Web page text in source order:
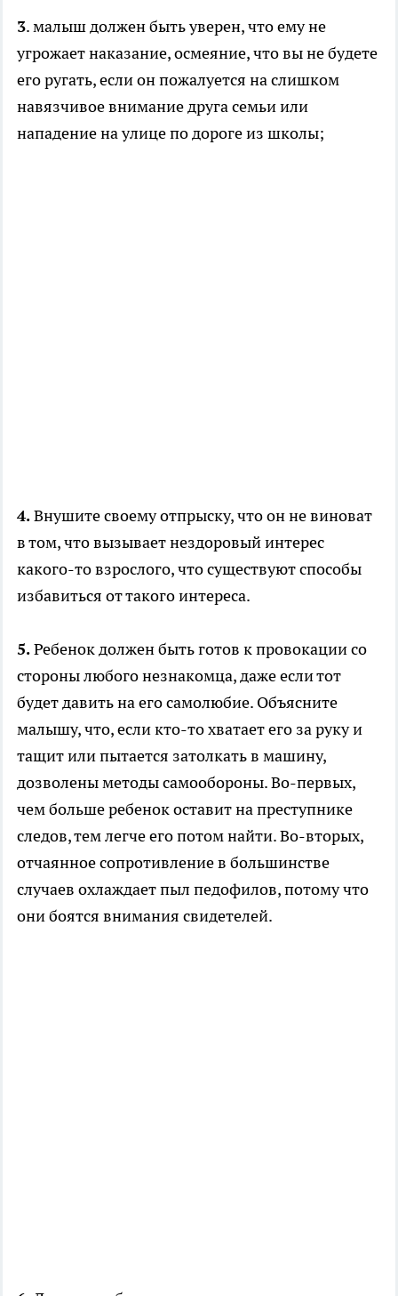
3. малыш должен быть уверен, что ему не
угрожает наказание, осмеяние, что вы не будете
его ругать, если он пожалуется на слишком
навязчивое внимание друга семьи или
нападение на улице по дороге из школы;
4.Внушите своему отпрыску, что он не виноват
в том, что вызывает нездоровый интерес
какого-то взрослого, что существуют способы
избавиться от такого интереса.
5.Ребенок должен быть готов к провокации со
стороны любого незнакомца, даже если тот
будет давить на его самолюбие. Объясните
малышу, что, если кто-то хватает его за руку и
тащит или пытается затолкать в машину,
дозволены методы самообороны. Во-первых,
чем больше ребенок оставит на преступнике
следов, тем легче его потом найти. Во-вторых,
отчаянное сопротивление в большинстве
случаев охлаждает пыл педофилов, потому что
они боятся внимания свидетелей.